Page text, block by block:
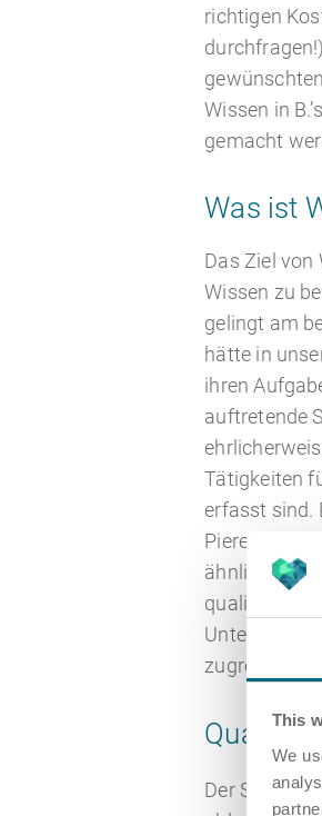
This
We
richtigen
Wissen in
gemacht
Was ist
Das Ziel von
Wissen zu
gelingt am
hätte in
ihren
auftretende
Tätigkeiten
erfasst sind.
Pierer
ähnlicher
qualifizierten
zugreifen.
Der